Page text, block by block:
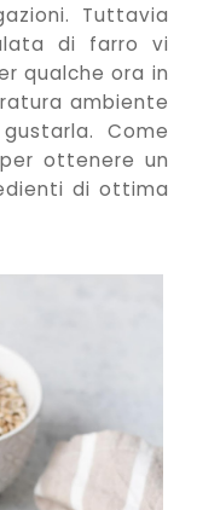
Tuttavia
di farro vi
qualche ora in
ambiente
Come
ottenere un
di ottima